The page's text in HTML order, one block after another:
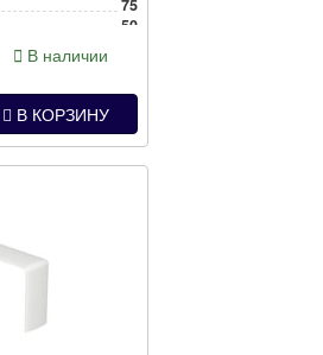
75
50
В наличии
В КОРЗИНУ